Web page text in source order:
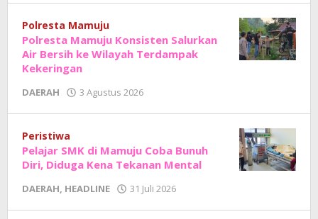
Junaedi
Sholat
Polresta Mamuju
Polresta Mamuju Konsisten Salurkan
Air Bersih ke Wilayah Terdampak
Kekeringan
DAERAH 3 Agustus 2026
Junaedi
Peristiwa
Pelajar SMK di Mamuju Coba Bunuh
Diri, Diduga Kena Tekanan Mental
DAERAH, HEADLINE 31 Juli 2026
Junaedi